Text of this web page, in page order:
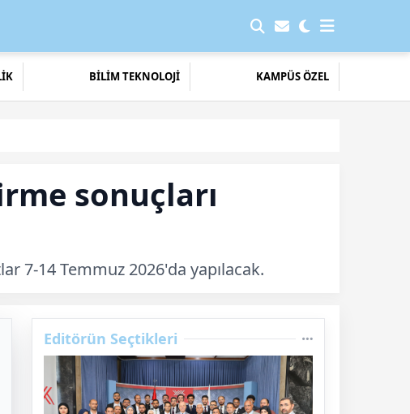
BİLİM TEKNOLOJİ KAMPÜS ÖZEL
sonuçları
7-14 Temmuz 2026'da yapılacak.
Editörün Seçtikleri